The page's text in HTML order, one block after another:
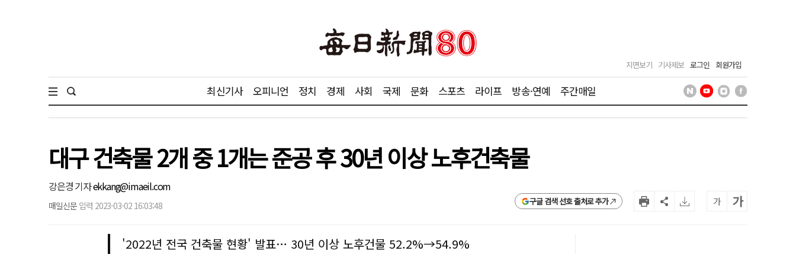
지면보기 기사제보 로그인 회원가입
최신기사 오피니언 정치 경제 사회 국제 문화 스포츠 라이프 방송·연예 주간매일
대구 건축물 2개 중 1개는 준공 후 30년 이상 노후건축물
강은경 기자ekkang@imaeil.com
매일신문 입력 2023-03-02 16:03:48 구글 검색 선호 출처로 추가 가 가
'2022년 전국 건축물 현황' 발표… 30년 이상 노후건물 52.2%→54.9%